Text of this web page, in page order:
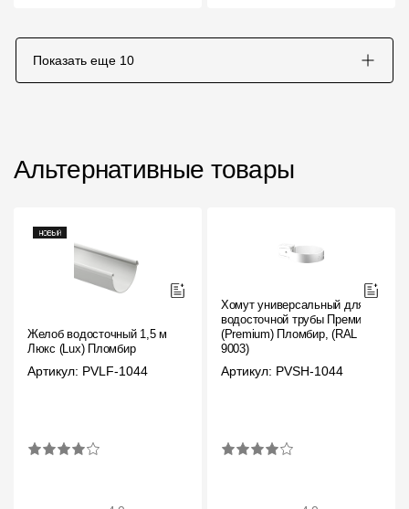
Показать еще 10
Альтернативные товары
Желоб водосточный 1,5 м
Люкс (Lux) Пломбир
Артикул: PVLF-1044
Хомут универсальный для
водосточной трубы Премиум
(Premium) Пломбир, (RAL
9003)
Артикул: PVSH-1044